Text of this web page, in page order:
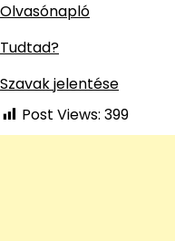
Olvasónapló
Tudtad?
Szavak jelentése
Post Views: 399